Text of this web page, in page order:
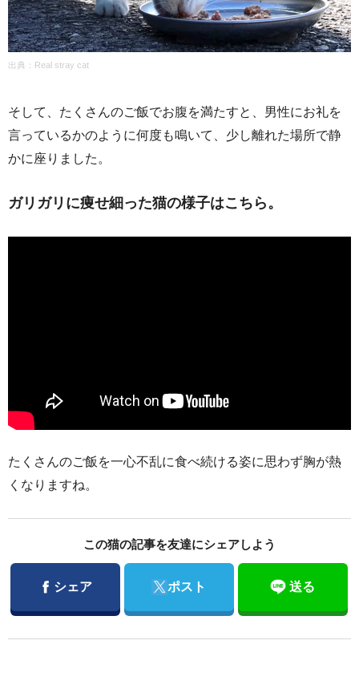
出典：Real stray cat
そして、たくさんのご飯でお腹を満たすと、男性にお礼を
言っているかのように何度も鳴いて、少し離れた場所で静
かに座りました。
ガリガリに痩せ細った猫の様子はこちら。
たくさんのご飯を一心不乱に食べ続ける姿に思わず胸が熱
くなりますね。
この猫の記事を友達にシェアしよう
Facebook
シェア Twitter
ポスト 送る